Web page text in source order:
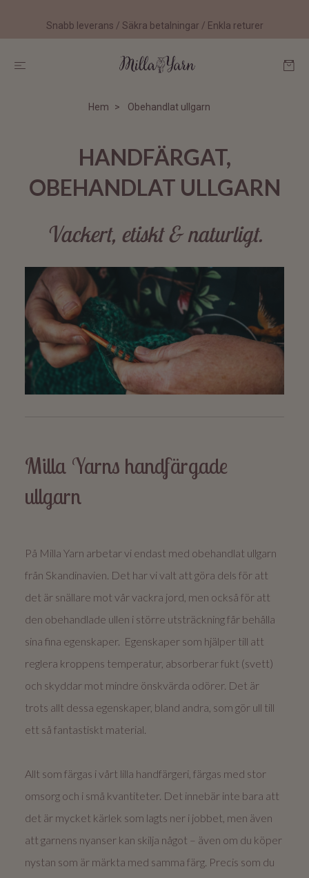
Snabb leverans / Säkra betalningar / Enkla returer
Hem Obehandlat ullgarn
HANDFÄRGAT,
OBEHANDLAT ULLGARN
Vackert, etiskt & naturligt.
Milla Yarns handfärgade
ullgarn
På Milla Yarn arbetar vi endast med obehandlat ullgarn
från Skandinavien. Det har vi valt att göra dels för att
det är snällare mot vår vackra jord, men också för att
den obehandlade ullen i större utsträckning får behålla
sina fina egenskaper. Egenskaper som hjälper till att
reglera kroppens temperatur, absorberar fukt (svett)
och skyddar mot mindre önskvärda odörer. Det är
trots allt dessa egenskaper, bland andra, som gör ull till
ett så fantastiskt material.
Allt som färgas i vårt lilla handfärgeri, färgas med stor
omsorg och i små kvantiteter. Det innebär inte bara att
det är mycket kärlek som lagts ner i jobbet, men även
att garnens nyanser kan skilja något – även om du köper
nystan som är märkta med samma färg. Precis som du